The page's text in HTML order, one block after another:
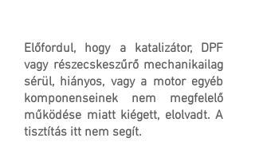
Előfordul, hogy a katalizátor, DPF
vagy részecskeszűrő mechanikailag
sérül, hiányos, vagy a motor egyéb
komponenseinek nem megfelelő
működése miatt kiégett, elolvadt. A
tisztítás itt nem segít.